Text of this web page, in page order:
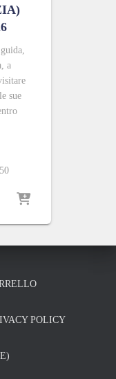
a
sue
POLICY